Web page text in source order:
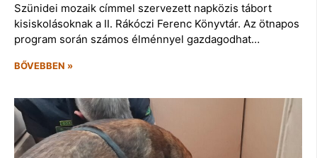
Szünidei mozaik címmel szervezett napközis tábort
kisiskolásoknak a II. Rákóczi Ferenc Könyvtár. Az ötnapos
program során számos élménnyel gazdagodhat…
BŐVEBBEN »